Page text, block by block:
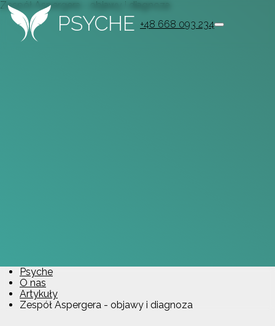
PSYCHE +48 668 093 234
Zespół Aspergera - objawy i diagnoza
Psyche
O nas
Artykuły
Zespół Aspergera - objawy i diagnoza